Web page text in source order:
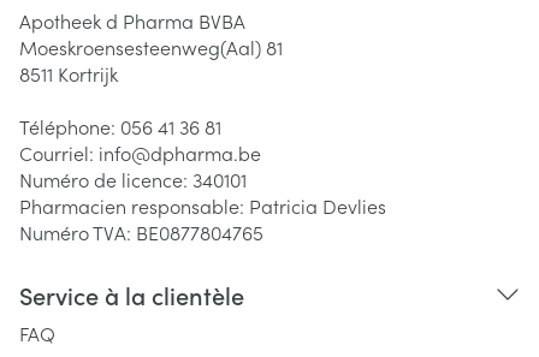
Apotheek d Pharma BVBA
Moeskroensesteenweg(Aal) 81
8511 Kortrijk
Téléphone: 056 41 36 81
Courriel: info@dpharma.be
Numéro de licence: 340101
Pharmacien responsable: Patricia Devlies
Numéro TVA: BE0877804765
Service à la clientèle
FAQ